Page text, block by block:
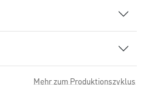
Mehr zum Produktionszyklus